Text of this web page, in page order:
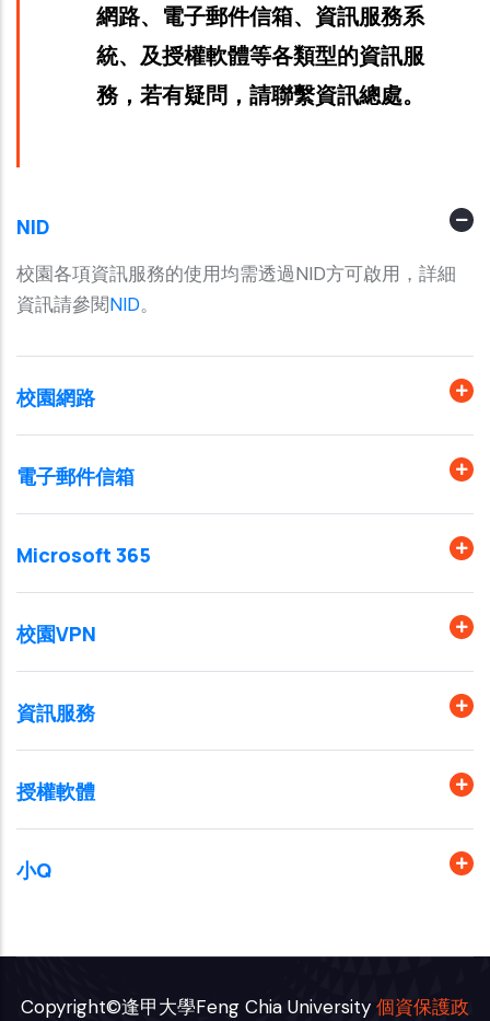
網路、電子郵件信箱、資訊服務系
統、及授權軟體等各類型的資訊服
務，若有疑問，請聯繫資訊總處。
NID
校園各項資訊服務的使用均需透過NID方可啟用，詳細
資訊請參閱NID。
校園網路
電子郵件信箱
Microsoft 365
校園VPN
資訊服務
授權軟體
小Q
Copyright©逢甲大學Feng Chia University 個資保護政